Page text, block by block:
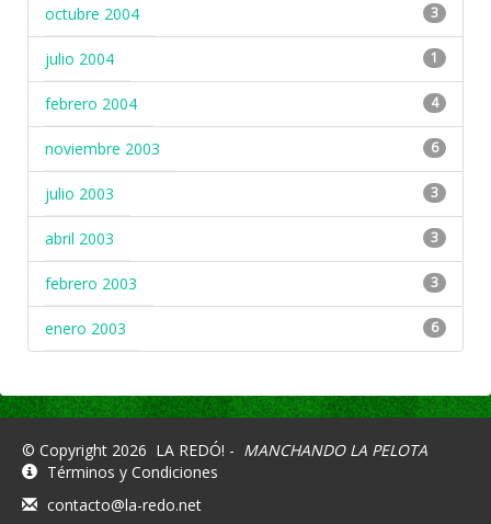
octubre 2004 3
julio 2004 1
febrero 2004 4
noviembre 2003 6
julio 2003 3
abril 2003 3
febrero 2003 3
enero 2003 6
© Copyright 2026 LA REDÓ! - MANCHANDO LA PELOTA
Términos y Condiciones
contacto@la-redo.net